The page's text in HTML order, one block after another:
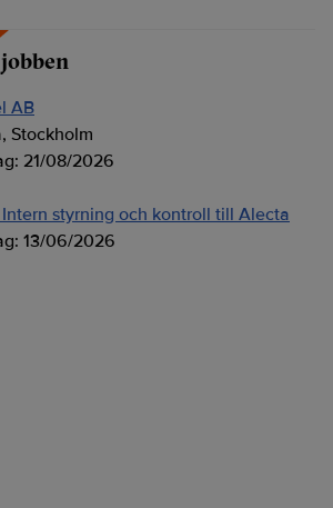
AB
Stockholm
21/08/2026
styrning och kontroll till Alecta
13/06/2026